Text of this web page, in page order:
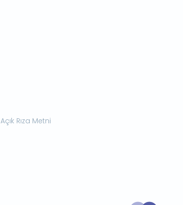
Açık Rıza Metni